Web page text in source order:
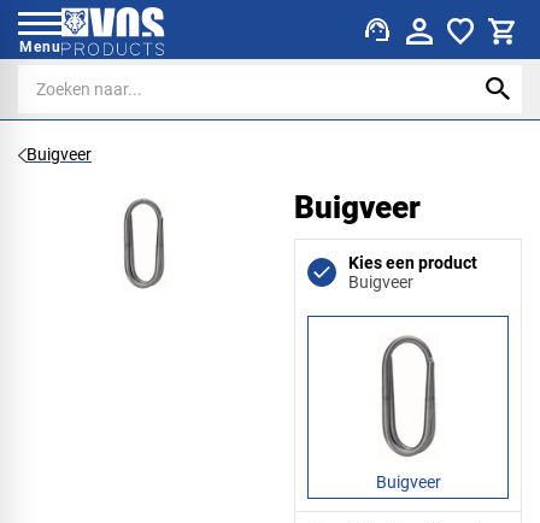
Menu support_agent
Buigveer
Buigveer
Kies een product
Buigveer
Buigveer